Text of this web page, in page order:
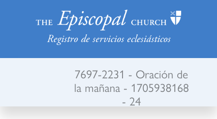
Registro de servicios eclesiásticos
7697-2231 - Oración de
la mañana - 1705938168
- 24